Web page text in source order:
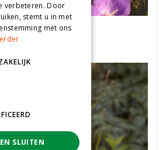
Karpatenklokje
carpatica
verbeteren. Door
stemt u in met
met ons
SLUITEN